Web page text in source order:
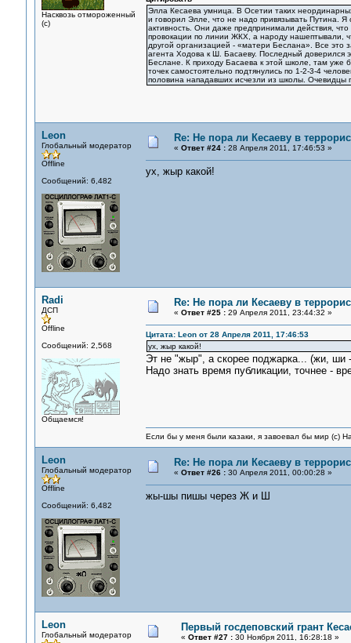
Насквозь отмороженный
(с)
Элла Кесаева умница. В Осетии таких
и говорил Элле, что не надо привязывать Путина.
активность. Они даже предпринимали действия,
провокации по линии ЖКХ, а народу нашептывали,
другой организацией - «матери Беслана». Все это
агента Ходова к Ш. Басаеву. Последный доверился
Беслане. К приходу Басаева к этой школе, там уже
точек самостоятельно подтянулись по 1-2-3-4
половина нападавших исчезли из школы. Очевидцы
Leon
Глобальный модератор
Offline
Сообщений: 6,482
Re: Не пора ли Кесаеву в
« Ответ #24 :28 Апреля 2011, 17:46:53 »
ух, жыр какой!
Radi
ДСП
Offline
Сообщений: 2,568
Общаемся!
Re: Не пора ли Кесаеву в
« Ответ #25 :29 Апреля 2011, 23:44:32 »
Цитата: Leon от 28 Апреля 2011, 17:46:53
ух, жыр какой!
Эт не "жыр", а скорее поджарка... (жи, ши
Надо знать время публикации, точнее -
Если бы у меня были казаки, я завоевал бы мир (с)
Leon
Глобальный модератор
Offline
Сообщений: 6,482
Re: Не пора ли Кесаеву в
« Ответ #26 :30 Апреля 2011, 00:00:28 »
жы-шы пишы через Ж и Ш
Leon
Глобальный модератор
Первый госдеповский грант
« Ответ #27 :30 Ноября 2011, 16:28:18 »